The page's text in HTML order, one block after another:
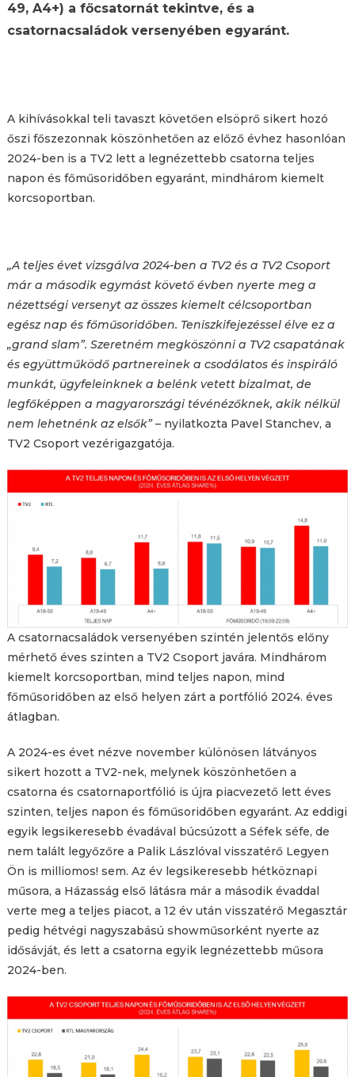
49, A4+) a főcsatornát tekintve, és a
csatornacsaládok versenyében egyaránt.
A kihívásokkal teli tavaszt követően elsöprő sikert hozó
őszi főszezonnak köszönhetően az előző évhez hasonlóan
2024-ben is a TV2 lett a legnézettebb csatorna teljes
napon és főműsoridőben egyaránt, mindhárom kiemelt
korcsoportban.
„A teljes évet vizsgálva 2024-ben a TV2 és a TV2 Csoport
már a második egymást követő évben nyerte meg a
nézettségi versenyt az összes kiemelt célcsoportban
egész nap és főműsoridőben. Teniszkifejezéssel élve ez a
„grand slam”. Szeretném megköszönni a TV2 csapatának
és együttműködő partnereinek a csodálatos és inspiráló
munkát, ügyfeleinknek a belénk vetett bizalmat, de
legfőképpen a magyarországi tévénézőknek, akik nélkül
nem lehetnénk az elsők”– nyilatkozta Pavel Stanchev, a
TV2 Csoport vezérigazgatója.
A csatornacsaládok versenyében szintén jelentős előny
mérhető éves szinten a TV2 Csoport javára. Mindhárom
kiemelt korcsoportban, mind teljes napon, mind
főműsoridőben az első helyen zárt a portfólió 2024. éves
átlagban.
A 2024-es évet nézve november különösen látványos
sikert hozott a TV2-nek, melynek köszönhetően a
csatorna és csatornaportfólió is újra piacvezető lett éves
szinten, teljes napon és főműsoridőben egyaránt. Az eddigi
egyik legsikeresebb évadával búcsúzott a Séfek séfe, de
nem talált legyőzőre a Palik Lászlóval visszatérő Legyen
Ön is milliomos! sem. Az év legsikeresebb hétköznapi
műsora, a Házasság első látásra már a második évaddal
verte meg a teljes piacot, a 12 év után visszatérő Megasztár
pedig hétvégi nagyszabású showműsorként nyerte az
idősávját, és lett a csatorna egyik legnézettebb műsora
2024-ben.